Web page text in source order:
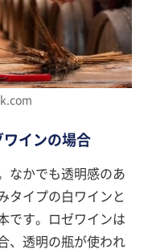
ワインの場合
なかでも透明感のあ
タイプの白ワインと
です。ロゼワインは
、透明の瓶が使われ